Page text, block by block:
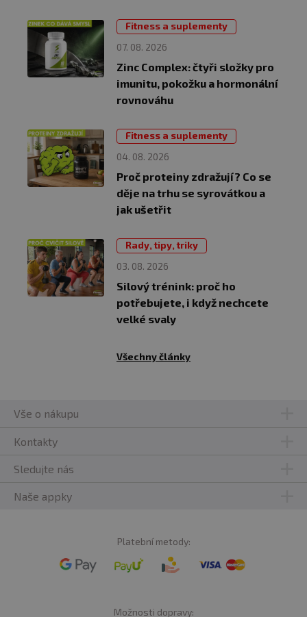
07. 08. 2026
Fitness a suplementy
Zinc Complex: čtyři složky pro
imunitu, pokožku a hormonální
rovnováhu
04. 08. 2026
Fitness a suplementy
Proč proteiny zdražují? Co se
děje na trhu se syrovátkou a
jak ušetřit
03. 08. 2026
Rady, tipy, triky
Silový trénink: proč ho
potřebujete, i když nechcete
velké svaly
Všechny články
Vše o nákupu
Kontakty
Sledujte nás
Naše appky
Platební metody:
Možnosti dopravy: